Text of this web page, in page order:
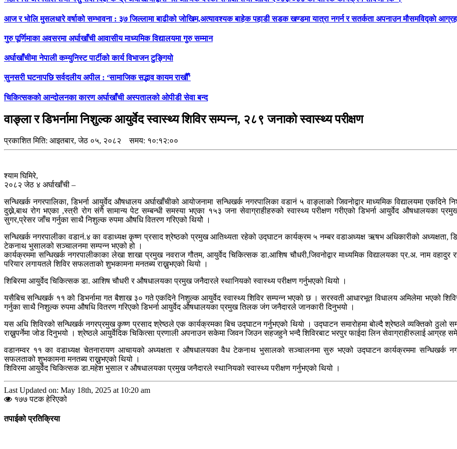
आज र भोलि मुसलधारे वर्षाको सम्भावना : ३७ जिल्लामा बाढीको जोखिम,अत्यावश्यक बाहेक पहाडी सडक खण्डमा यात्रा नगर्न र सतर्कता अपनाउन मौसमविद्काे आग्रह
गुरु पूर्णिमाका अवसरमा अर्घाखाँची आवासीय माध्यमिक विद्यालयमा गुरु सम्मान
अर्घाखाँचीमा नेपाली कम्युनिस्ट पार्टीको कार्य विभाजन टुङ्गियो
सुनसरी घटनापछि सर्वदलीय अपील : ‘सामाजिक सद्भाव कायम राखौँ’
चिकित्सकको आन्दोलनका कारण अर्घाखाँची अस्पतालको ओपीडी सेवा बन्द
वाङ्ला र डिभर्नामा निशुल्क आयुर्वेद स्वास्थ्य शिविर सम्पन्न, २८९ जनाको स्वास्थ्य परीक्षण
प्रकाशित मिति: आइतबार, जेठ ०५, २०८२ समय: १०:१२:००
श्याम घिमिरे,
२०८२ जेठ ४ अर्घाखाँची –
सन्धिखर्क नगरपालिका, डिभर्ना आयुर्वेद औषधालय अर्घाखाँचीको आयोजनामा सन्धिखर्क नगरपालिका वडानं ५ वाङ्लाको जिवनोद्वार माध्यमिक विद्यालयमा एकदिने
दुख्ने,बाथ रोग भएका ,स्त्री रोग संगै सामान्य पेट सम्बन्धी समस्या भएका १५३ जना सेवाग्राहीहरुको स्वास्थ्य परीक्षण गरीएको डिभर्ना आयुर्वेद औषधालयका
सुगर,प्रेसर जाँच गर्नुका साथै निशुल्क रुपमा औषधि वितरण गरिएको थियोे ।
सन्धिखर्क नगरपालीका वडानं.४ का वडाध्यक्ष कृष्ण प्रसाद श्रेष्ठको प्रमुख आतिथ्यता रहेको उद्घाटन कार्यक्रम ५ नम्बर वडाअध्यक्ष ऋषभ अधिकारीको
टेकनाथ भुसालको सञ्चालनमा सम्पन्न भएको हो ।
कार्यक्रममा सन्धिखर्क नगरपालीकाका लेखा शाखा प्रमुख नवराज गौतम, आयुर्वेद चिकित्सक डा.आशिष चौधरी,जिवनोद्वार माध्यमिक विद्यालयका प्र.अ. नाम वहादुर
परियार लगायतले शिविर सफलताको शुभकामना मनतब्य राख्नुभएको थियो ।
शिबिरमा आयुर्वेद चिकित्सक डा. आशिष चौधरी र औषधालयका प्रमुख जनैदारले स्थानियको स्वास्थ्य परीक्षण गर्नुभएको थियो ।
यसैबिच सन्धिखर्क ११ को डिभर्नामा गत बैशाख ३० गते एकदिने निशुल्क आयुर्वेद स्वास्थ्य शिविर सम्पन्न भएको छ । सरस्वती आधारभूत विधालय अमिलेमा भएको
गर्नुका साथै निशुल्क रुपमा औषधि वितरण गरिएको डिभर्ना आयुर्वेद औषधालयका प्रमुख तिलक जंग जनैदारले जानकारी दिनुभयो ।
यस अधि शिविरको सन्धिखर्क नगरप्रमुख कृष्ण प्रसाद श्रेष्ठले एक कार्यक्रमका बिच उद्घाटन गर्नुभएको थियो । उद्घाटन समारोहमा बोल्दै श्रेष्ठले व्यक्तिको
राख्नुपर्नेमा जोड दिनुभयो । श्रेष्ठले आयुर्वेदिक चिकित्सा प्रणाली अपनाउन सकेमा जिवन जिउन सहजहुने भन्दै शिविरबाट भरपुर फाईदा लिन सेवाग्राहीरुलाई आग्रह
वडानम्वर ११ का वडाध्यक्ष चेतनारायण आचायको अध्यक्षता र औषधालयका वैध टेकनाथ भुसालको सञ्चालनमा सुरु भएको उद्घाटन कार्यक्रममा सन्धिखर्क
सफलताको शुभकामना मनतब्य राख्नुभएको थियो ।
शिविरमा आयुर्वेद चिकित्सक डा.महेश भुसाल र औषधालयका प्रमुख जनैदारले स्थानियको स्वास्थ्य परीक्षण गर्नुभएको थियो ।
Last Updated on: May 18th, 2025 at 10:20 am
१७७ पटक हेरिएको
तपाईको प्रतिक्रिया